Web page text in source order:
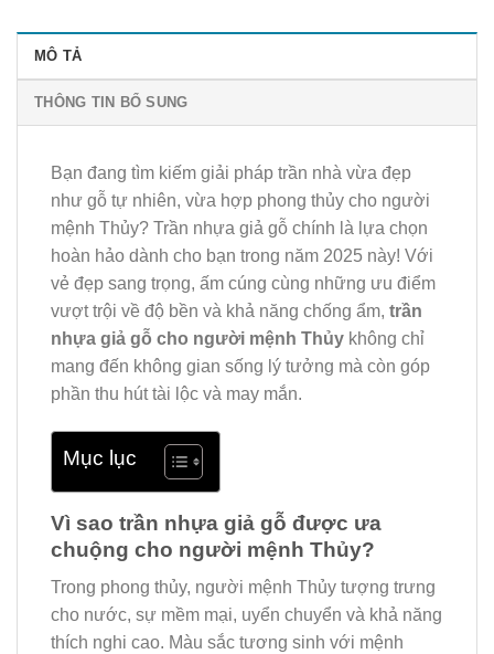
MÔ TẢ
THÔNG TIN BỔ SUNG
Bạn đang tìm kiếm giải pháp trần nhà vừa đẹp
như gỗ tự nhiên, vừa hợp phong thủy cho người
mệnh Thủy? Trần nhựa giả gỗ chính là lựa chọn
hoàn hảo dành cho bạn trong năm 2025 này! Với
vẻ đẹp sang trọng, ấm cúng cùng những ưu điểm
vượt trội về độ bền và khả năng chống ẩm, trần
nhựa giả gỗ cho người mệnh Thủy không chỉ
mang đến không gian sống lý tưởng mà còn góp
phần thu hút tài lộc và may mắn.
Mục lục
Vì sao trần nhựa giả gỗ được ưa
chuộng cho người mệnh Thủy?
Trong phong thủy, người mệnh Thủy tượng trưng
cho nước, sự mềm mại, uyển chuyển và khả năng
thích nghi cao. Màu sắc tương sinh với mệnh